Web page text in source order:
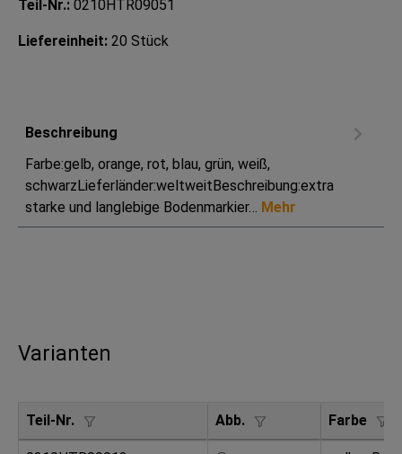
Teil-Nr.: 0210HTR09051
Liefereinheit: 20 Stück
Beschreibung
Farbe:gelb, orange, rot, blau, grün, weiß,
schwarzLieferländer:weltweitBeschreibung:extra
starke und langlebige Bodenmarkier… Mehr
Varianten
Teil-Nr. Abb. Farbe